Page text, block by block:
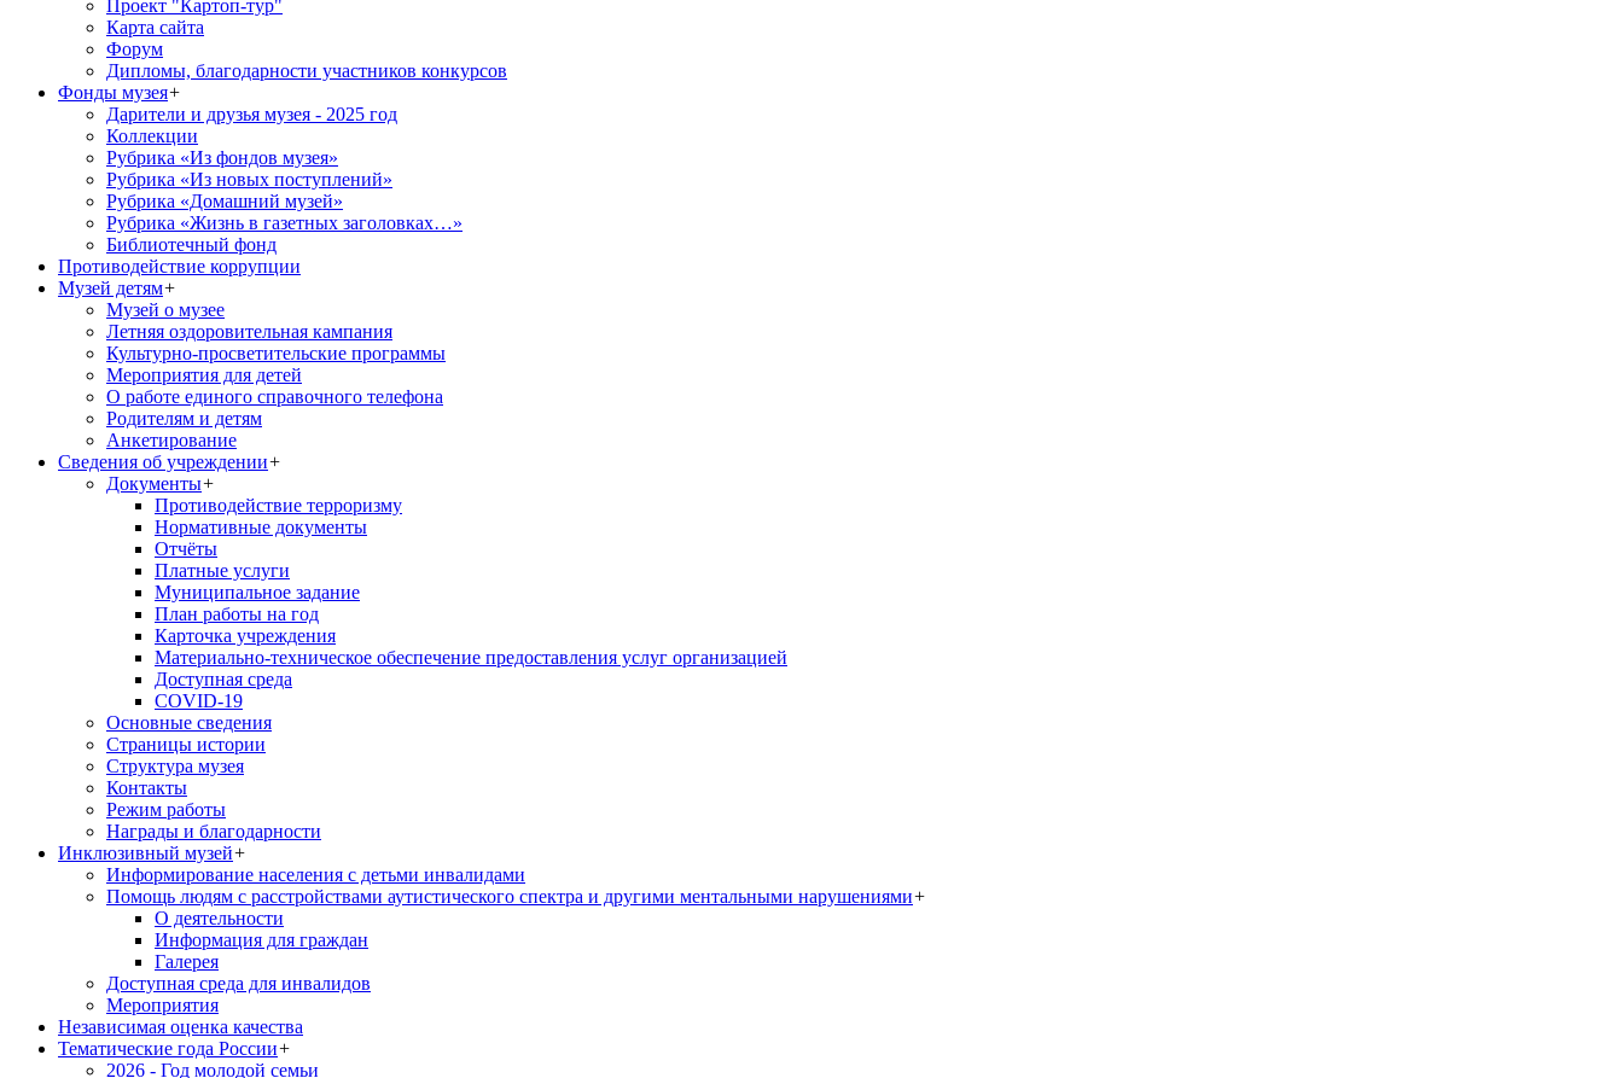
Проект "Картоп-тур"
Карта сайта
Форум
Дипломы, благодарности участников конкурсов
Фонды музея+
Дарители и друзья музея - 2025 год
Коллекции
Рубрика «Из фондов музея»
Рубрика «Из новых поступлений»
Рубрика «Домашний музей»
Рубрика «Жизнь в газетных заголовках…»
Библиотечный фонд
Противодействие коррупции
Музей детям+
Музей о музее
Летняя оздоровительная кампания
Культурно-просветительские программы
Мероприятия для детей
О работе единого справочного телефона
Родителям и детям
Анкетирование
Сведения об учреждении+
Документы+
Противодействие терроризму
Нормативные документы
Отчёты
Платные услуги
Муниципальное задание
План работы на год
Карточка учреждения
Материально-техническое обеспечение предоставления услуг организацией
Доступная среда
COVID-19
Основные сведения
Страницы истории
Структура музея
Контакты
Режим работы
Награды и благодарности
Инклюзивный музей+
Информирование населения с детьми инвалидами
Помощь людям с расстройствами аутистического спектра и другими ментальными нарушениями+
О деятельности
Информация для граждан
Галерея
Доступная среда для инвалидов
Мероприятия
Независимая оценка качества
Тематические года России+
2026 - Год молодой семьи